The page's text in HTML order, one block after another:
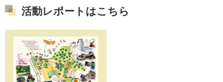
活動レポートはこちら